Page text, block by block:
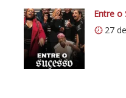
Entre o
27